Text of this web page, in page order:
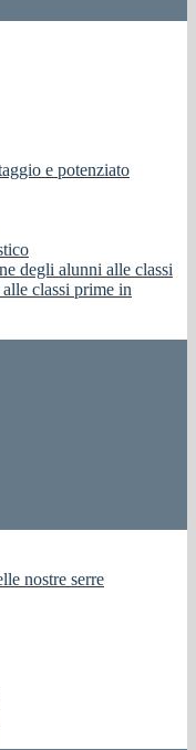
e potenziato
degli alunni alle classi
classi prime in
nostre serre